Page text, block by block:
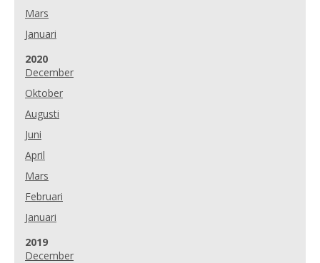
Mars
Januari
År:
2020
December
Oktober
Augusti
Juni
April
Mars
Februari
Januari
År:
2019
December